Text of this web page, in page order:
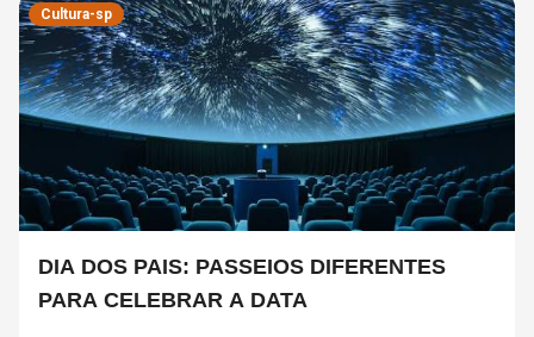
Cultura-sp
DIA DOS PAIS: PASSEIOS DIFERENTES
PARA CELEBRAR A DATA